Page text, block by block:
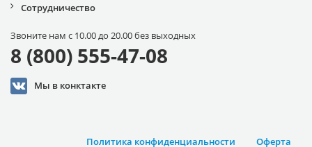
Сотрудничество
Звоните нам с 10.00 до 20.00 без выходных
8 (800) 555-47-08
Мы в конктакте
Оферта
Политика конфиденциальности